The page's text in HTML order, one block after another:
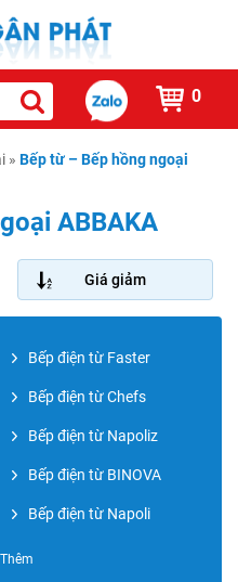
0
» Bếp từ – Bếp hồng ngoại
ABBAKA
Giá giảm
Bếp điện từ Faster
Bếp điện từ Chefs
Bếp điện từ Napoliz
Bếp điện từ BINOVA
Bếp điện từ Napoli
Bếp điện từ BOMANN